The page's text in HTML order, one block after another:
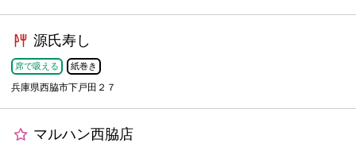
源氏寿し
席で吸える 紙巻き
兵庫県西脇市下戸田２７
マルハン西脇店